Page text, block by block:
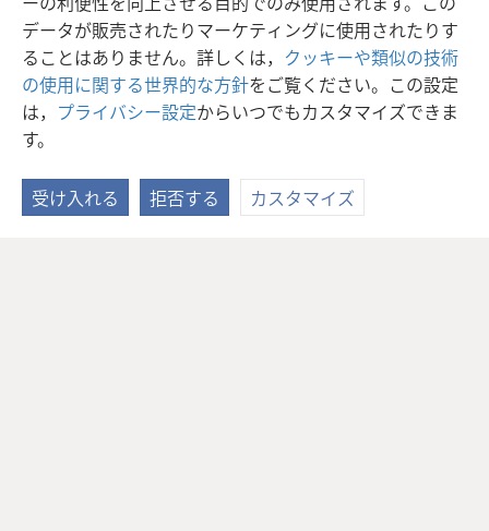
データが販売されたりマーケティングに使用されたりす
ることはありません。詳しくは， クッキーや類似の技術
の使用に関する世界的な方針をご覧ください。この設定
は， プライバシー設定からいつでもカスタマイズできま
す。
受け入れる 拒否する カスタマイズ